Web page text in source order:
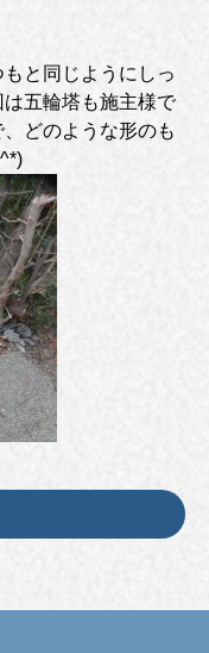
と同じようにしっ
五輪塔も施主様で
どのような形のも